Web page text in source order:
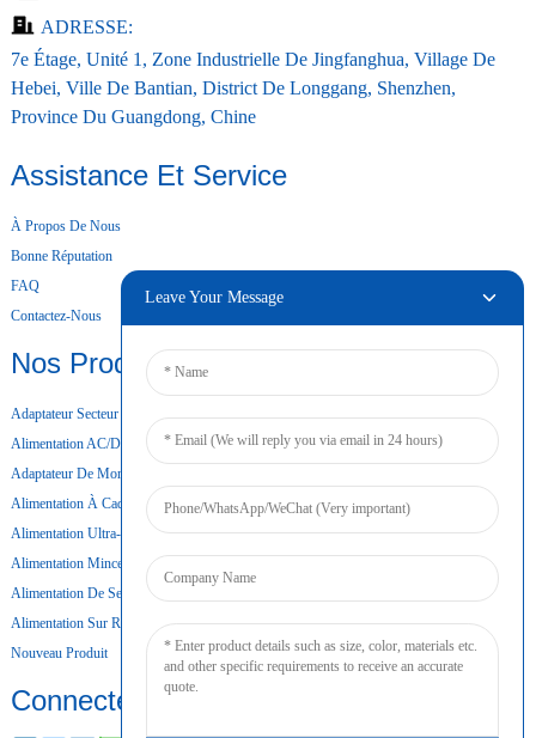
ADRESSE:
7e Étage, Unité 1, Zone Industrielle De Jingfanghua, Village De
Hebei, Ville De Bantian, District De Longgang, Shenzhen,
Province Du Guangdong, Chine
Assistance Et Service
À Propos De Nous
Bonne Réputation
FAQ
Contactez-Nous
Nos Produits
Adaptateur Secteur De Bureau
Alimentation AC/DC
Adaptateur De Montage Mural
Alimentation À Cadre Ouvert
Alimentation Ultra-Mince
Alimentation Mince
Alimentation De Secours Par Batterie
Alimentation Sur Rail DIN
Nouveau Produit
Connecter
Leave Your Message